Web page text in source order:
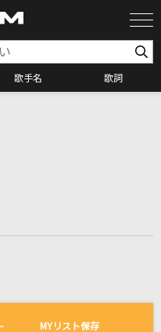
歌手名 歌詞
検索
いる曲の一覧
MYリスト保存